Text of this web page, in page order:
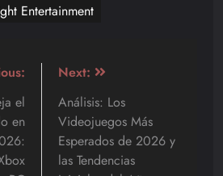
Entertainment
el
en
Next:
Análisis: Los
Videojuegos Más
Esperados de 2026 y
las Tendencias